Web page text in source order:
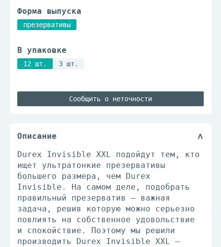
Форма выпуска
презервативы
В упаковке
12 шт. 3 шт.
Сообщить о неточности
Описание
Durex Invisible XXL подойдут тем, кто
ищет ультратонкие презервативы
большего размера, чем Durex
Invisible. На самом деле, подобрать
правильный презерватив – важная
задача, решив которую можно серьезно
повлиять на собственное удовольствие
и спокойствие. Поэтому мы решили
производить Durex Invisible XXL –